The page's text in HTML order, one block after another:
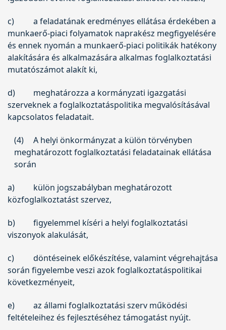
c)
a feladatának eredményes ellátása érdekében a
munkaerő-piaci folyamatok naprakész megfigyelésére
és ennek nyomán a munkaerő-piaci politikák hatékony
alakítására és alkalmazására alkalmas foglalkoztatási
mutatószámot alakít ki,
d)
meghatározza a kormányzati igazgatási
szerveknek a foglalkoztatáspolitika megvalósításával
kapcsolatos feladatait.
(4)
A helyi önkormányzat a külön törvényben
meghatározott foglalkoztatási feladatainak ellátása
során
a)
külön jogszabályban meghatározott
közfoglalkoztatást szervez,
b)
figyelemmel kíséri a helyi foglalkoztatási
viszonyok alakulását,
c)
döntéseinek előkészítése, valamint végrehajtása
során figyelembe veszi azok foglalkoztatáspolitikai
következményeit,
e)
az állami foglalkoztatási szerv működési
feltételeihez és fejlesztéséhez támogatást nyújt.